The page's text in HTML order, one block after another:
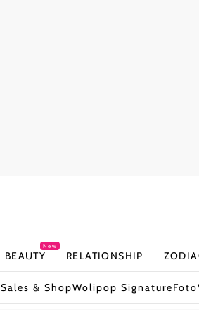
BEAUTY
New
RELATIONSHIP
Sales & ShopWolipop SignatureFoto